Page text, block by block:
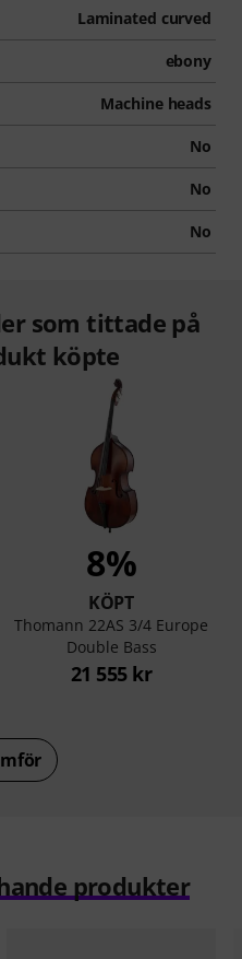
Laminated curved
ebony
Machine heads
No
No
No
som tittade på
köpte
8%
KÖPT
Thomann 22AS 3/4 Europe
Double Bass
21 555 kr
produkter